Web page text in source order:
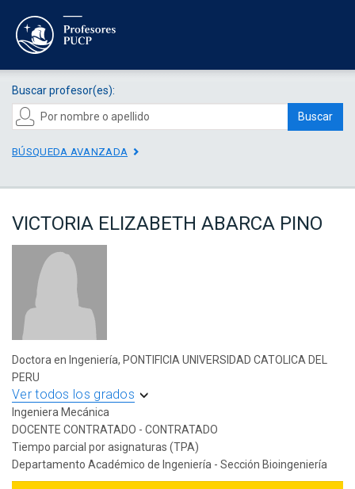
Buscar profesor(es):
Buscar
BÚSQUEDA AVANZADA
VICTORIA ELIZABETH ABARCA PINO
Doctora en Ingeniería, PONTIFICIA UNIVERSIDAD CATOLICA DEL
PERU
Ver todos los grados
Ingeniera Mecánica
DOCENTE CONTRATADO - CONTRATADO
Tiempo parcial por asignaturas (TPA)
Departamento Académico de Ingeniería - Sección Bioingeniería